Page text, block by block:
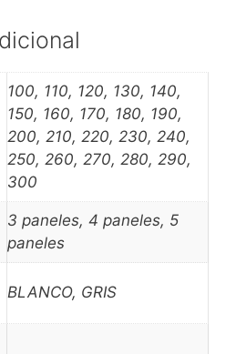
100, 110, 120, 130, 140,
150, 160, 170, 180, 190,
200, 210, 220, 230, 240,
250, 260, 270, 280, 290,
300
3 paneles, 4 paneles, 5
paneles
BLANCO, GRIS